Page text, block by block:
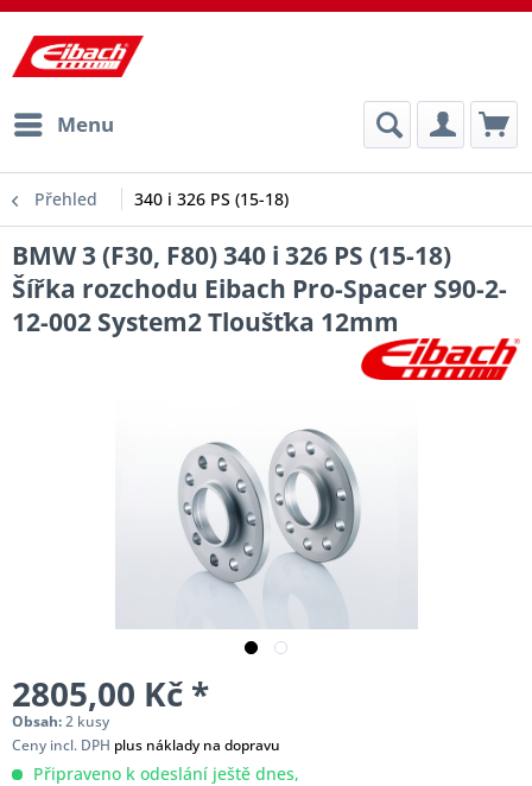
Menu
Přehled 340 i 326 PS (15-18)
BMW 3 (F30, F80) 340 i 326 PS (15-18)
Šířka rozchodu Eibach Pro-Spacer S90-2-
12-002 System2 Tloušťka 12mm
2805,00 Kč *
Obsah:2 kusy
Ceny incl. DPH plus náklady na dopravu
Připraveno k odeslání ještě dnes,